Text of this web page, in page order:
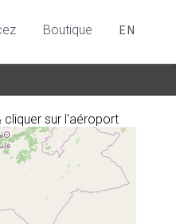
Boutique EN
sur l'aéroport